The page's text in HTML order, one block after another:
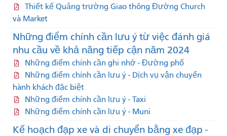
Thiết kế Quảng trường Giao thông Đường Church
và Market
Những điểm chính cần lưu ý từ việc đánh giá
nhu cầu về khả năng tiếp cận năm 2024
Những điểm chính cần ghi nhớ - Đường phố
Những điểm chính cần lưu ý - Dịch vụ vận chuyển
hành khách đặc biệt
Những điểm chính cần lưu ý - Taxi
Những điểm chính cần lưu ý - Muni
Kế hoạch đạp xe và di chuyển bằng xe đạp -